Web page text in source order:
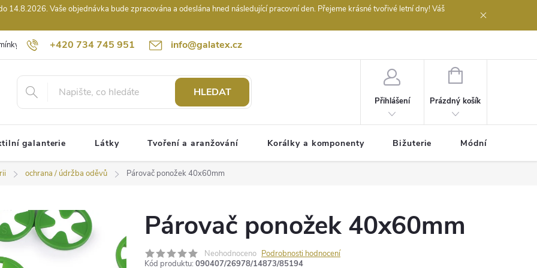
14.8.2026. Vaše objednávka bude zpracována a odeslána hned následující pracovní den. Přejeme krásné tvořivé letní dny! Váš
+420 734 745 951 info@galatex.cz
Podmínky ochrany osobních údajů Kontakty Hodnocení obchodu
HLEDAT
Přihlášení
NÁKUPNÍ
Prázdný košík
galanterie Látky Tvoření a aranžování Korálky a komponenty Bižuterie Módní doplňky
ochrana / údržba oděvů Párovač ponožek 40x60mm
Párovač ponožek 40x60mm
Neohodnoceno Podrobnosti hodnocení
Kód produktu: 090407/26978/14873/85194